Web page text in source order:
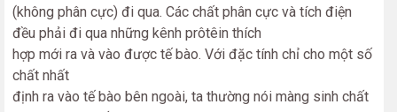
(không phân cực) đi qua. Các chất phân cực và tích điện
đều phải đi qua những kênh prôtêin thích
hợp mới ra và vào được tế bào. Với đặc tính chỉ cho một số
chất nhất
định ra vào tế bào bên ngoài, ta thường nói màng sinh chất